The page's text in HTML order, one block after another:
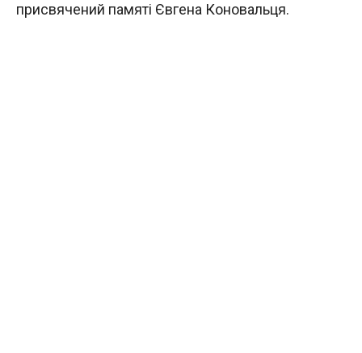
присвячений памяті Євгена Коновальця.